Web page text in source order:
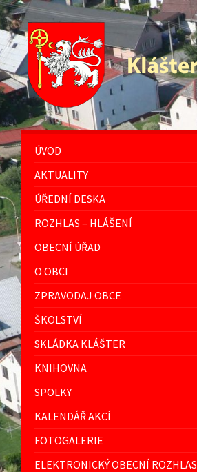
Preskočiť
na
obsah
Přeskočit
levý
panel
Preskočiť
na
pravý
panel
Přeskočit
na
patičku
ÚVOD
AKTUALITY
ÚŘEDNÍ DESKA
ROZHLAS – HLÁŠENÍ
OBECNÍ ÚŘAD
O OBCI
ZPRAVODAJ OBCE
ŠKOLSTVÍ
SKLÁDKA KLÁŠTER
KNIHOVNA
SPOLKY
KALENDÁŘ AKCÍ
FOTOGALERIE
ELEKTRONICKÝ OBECNÍ ROZHLAS